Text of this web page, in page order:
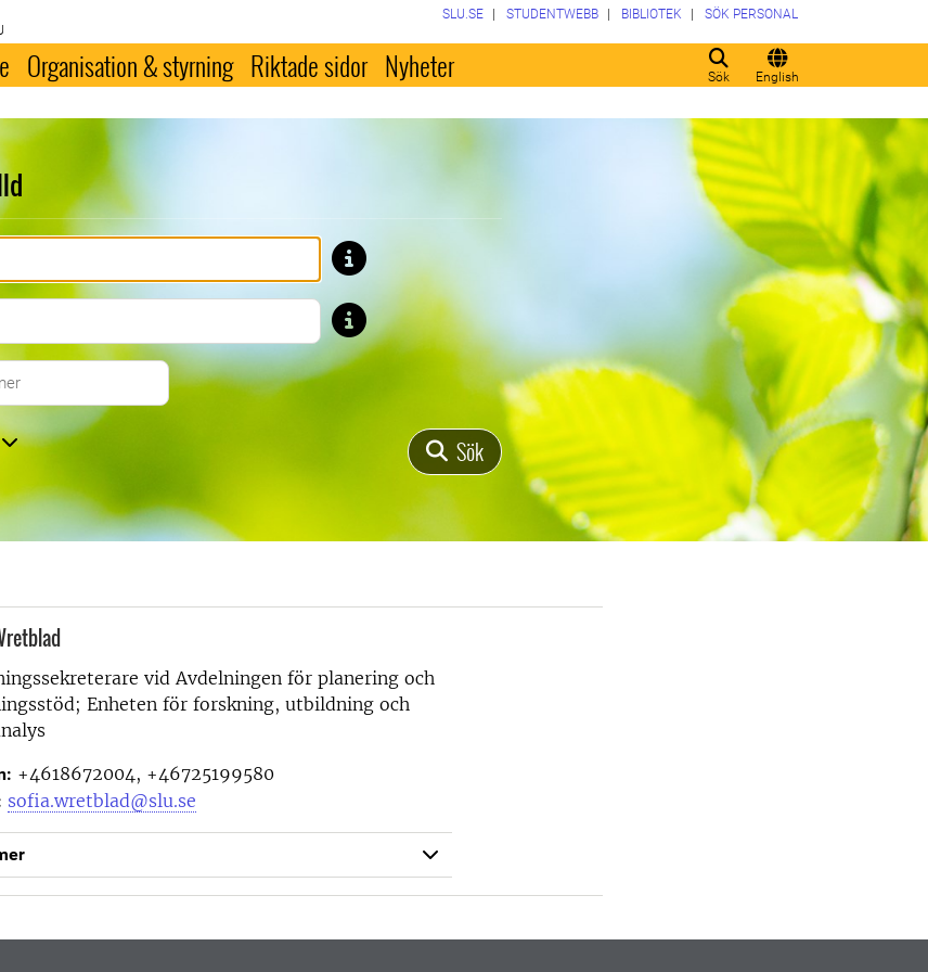
Sök English
SLU.SE STUDENTWEBB BIBLIOTEK SÖK PERSONAL
Organisation & styrning Riktade sidor Nyheter
Förnamn
Efternamn
Telefonnummer
Sök
vid Avdelningen för planering och
Enheten för forskning, utbildning och
+4618672004, +46725199580
sofia.wretblad@slu.se